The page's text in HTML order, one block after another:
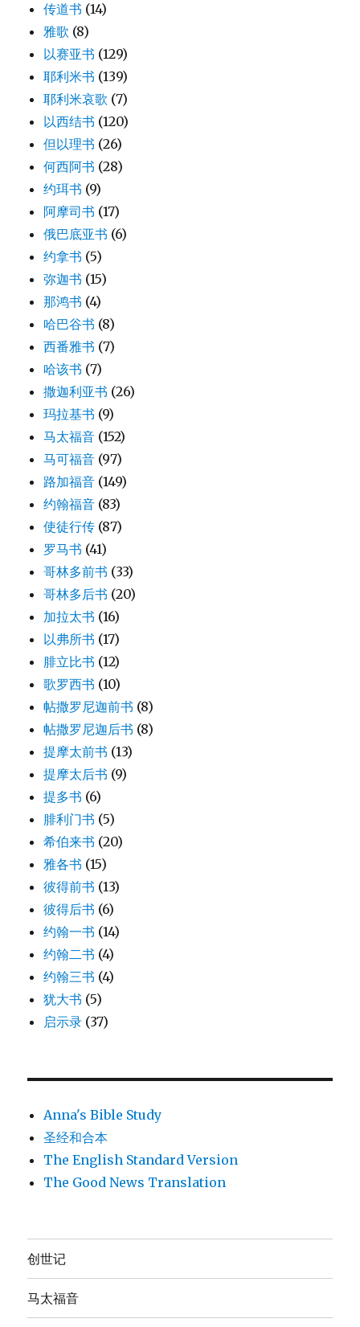
传道书 (14)
雅歌 (8)
以赛亚书 (129)
耶利米书 (139)
耶利米哀歌 (7)
以西结书 (120)
但以理书 (26)
何西阿书 (28)
约珥书 (9)
阿摩司书 (17)
俄巴底亚书 (6)
约拿书 (5)
弥迦书 (15)
那鸿书 (4)
哈巴谷书 (8)
西番雅书 (7)
哈该书 (7)
撒迦利亚书 (26)
玛拉基书 (9)
马太福音 (152)
马可福音 (97)
路加福音 (149)
约翰福音 (83)
使徒行传 (87)
罗马书 (41)
哥林多前书 (33)
哥林多后书 (20)
加拉太书 (16)
以弗所书 (17)
腓立比书 (12)
歌罗西书 (10)
帖撒罗尼迦前书 (8)
帖撒罗尼迦后书 (8)
提摩太前书 (13)
提摩太后书 (9)
提多书 (6)
腓利门书 (5)
希伯来书 (20)
雅各书 (15)
彼得前书 (13)
彼得后书 (6)
约翰一书 (14)
约翰二书 (4)
约翰三书 (4)
犹大书 (5)
启示录 (37)
Anna's Bible Study
圣经和合本
The English Standard Version
The Good News Translation
创世记
马太福音